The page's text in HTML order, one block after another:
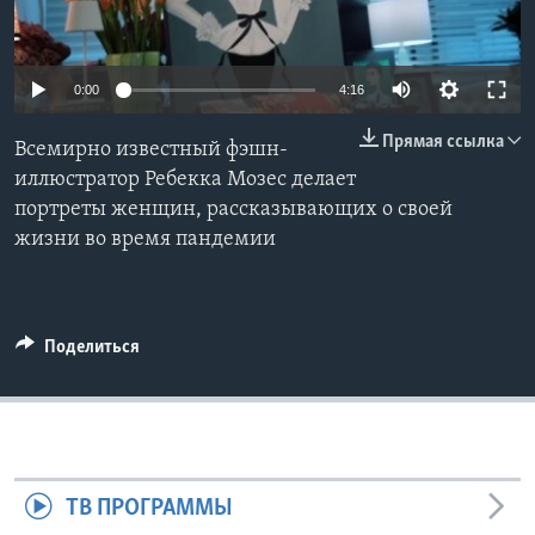
Learning English
Языки
0:00 4:16
Прямая ссылка
Всемирно известный фэшн-
иллюстратор Ребекка Мозес делает
портреты женщин, рассказывающих о своей
жизни во время пандемии
Поделиться
ТВ ПРОГРАММЫ